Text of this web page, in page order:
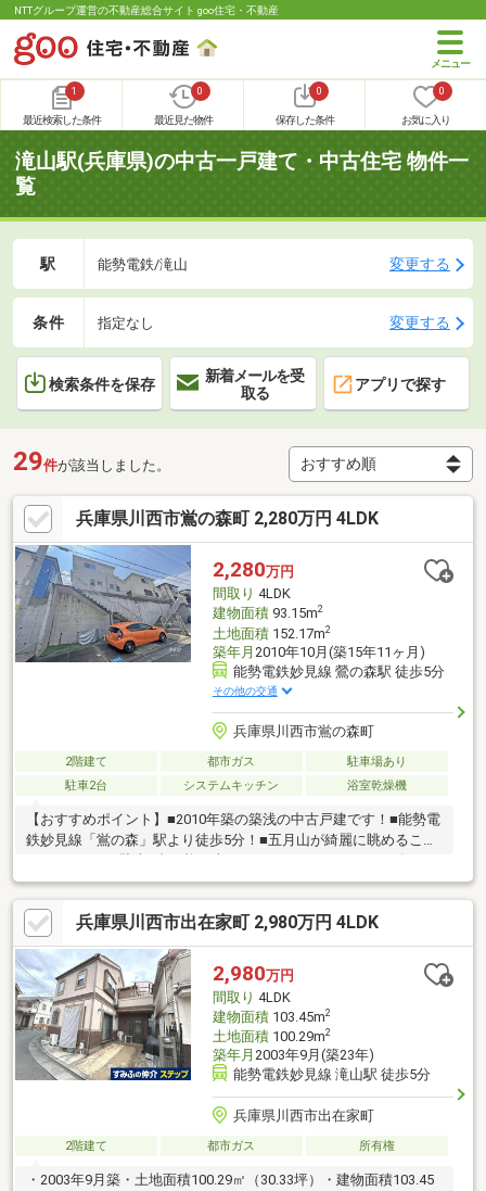
NTTグループ運営の不動産総合サイト goo住宅・不動産
1
最近検索した条件
0
最近見た物件
0
保存した条件
0
お気に入り
滝山駅(兵庫県)の中古一戸建て・中古住宅 物件一
覧
駅 能勢電鉄/滝山 変更する
条件 指定なし 変更する
検索条件を保存
新着メールを受
取る
アプリで探す
29件が該当しました。
兵庫県川西市鴬の森町 2,280万円 4LDK
2,280万円
間取り 4LDK
建物面積93.15m2
土地面積152.17m2
築年月 2010年10月(築15年11ヶ月)
能勢電鉄妙見線 鶯の森駅 徒歩5分
その他の交通
兵庫県川西市鴬の森町
2階建て 都市ガス
駐車場あり
駐車2台
システムキッチン 浴室乾燥機
【おすすめポイント】■2010年築の築浅の中古戸建です！■能勢電
鉄妙見線「鴬の森」駅より徒歩5分！■五月山が綺麗に眺めること
庭付き！■バルコニーは奥行があり、洗濯物が干しやすいです！
ウィル不動産販売川西営業所は、阪急「川西能勢口」駅から徒歩1
分。駐車場完備、キッズスペースもあるのでぜひご家族皆さまで
お越しください。掲載物件以外にも阪神北摂間で約1万件からご紹
介！一緒にあなたにとってベストなお住まいを探しましょう。リ
フォームや住宅ローンのご相談もワンストップで可能！まずはお
気軽にお電話ください！
兵庫県川西市出在家町 2,980万円 4LDK
2,980万円
間取り 4LDK
建物面積103.45m2
土地面積100.29m2
築年月 2003年9月(築23年)
能勢電鉄妙見線 滝山駅 徒歩5分
兵庫県川西市出在家町
2階建て 都市ガス 所有権
・2003年9月築・土地面積100.29㎡（30.33坪）・建物面積103.45